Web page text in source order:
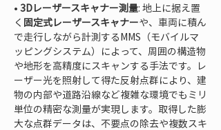
• 3Dレーザースキャナー測量: 地上に据え置
く 固定式レーザースキャナーや、車両に積ん
で走行しながら計測するMMS（モバイルマ
ッピングシステム）によって、周囲の構造物
や地形を高精度にスキャンする手法です。レ
ーザー光を照射して得た反射点群により、建
物の内部や道路沿線など複雑な環境でもミリ
単位の精密な測量が実現します。取得した膨
大な点群データは、不要点の除去や複数スキ